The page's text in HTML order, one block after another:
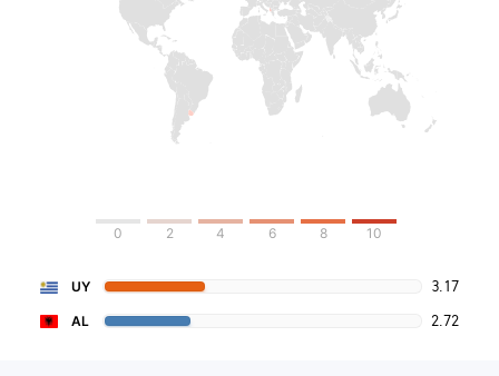
0 2 4 6 8 10
UY 3.17
AL 2.72